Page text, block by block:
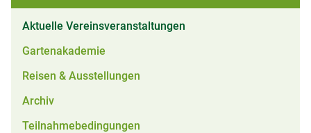
Aktuelle Vereinsveranstaltungen
Gartenakademie
Reisen & Ausstellungen
Archiv
Teilnahmebedingungen